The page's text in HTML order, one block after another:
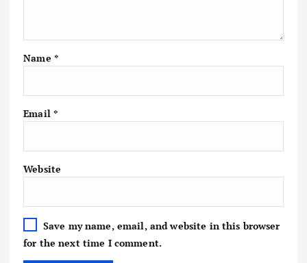
Name *
Email *
Website
Save my name, email, and website in this browser
for the next time I comment.